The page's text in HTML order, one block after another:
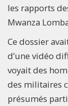
les rapports
Mwanza
Ce dossier
d’une vidéo
voyait des
des militaires
présumés